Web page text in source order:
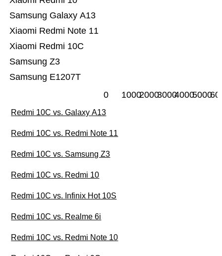
Samsung E1207T
Samsung Z3
Xiaomi Redmi 10C
Xiaomi Redmi Note 11
Samsung Galaxy A13
0 10002000300040005000
Redmi 10C vs. Galaxy A13
Redmi 10C vs. Redmi Note 11
Redmi 10C vs. Samsung Z3
Redmi 10C vs. Redmi 10
Redmi 10C vs. Infinix Hot 10S
Redmi 10C vs. Realme 6i
Redmi 10C vs. Redmi Note 10